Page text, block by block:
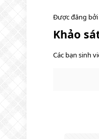
Được đăng bởi
Khảo
Các bạn sinh